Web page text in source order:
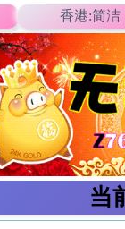
香港:简洁
当